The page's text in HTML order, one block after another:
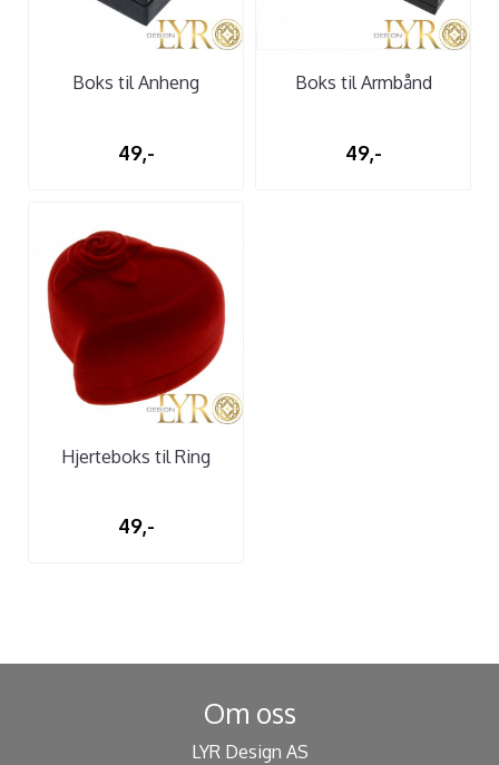
Boks til Anheng
49,-
Boks til Armbånd
49,-
Hjerteboks til Ring
49,-
Om oss
LYR Design AS